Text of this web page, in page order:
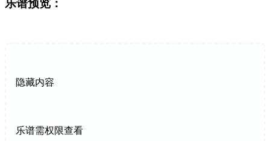
乐谱预览：
隐藏内容
乐谱需权限查看